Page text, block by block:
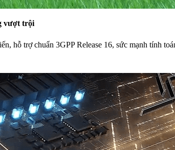
vượt trội
hỗ trợ chuẩn 3GPP Release 16, sức mạnh tính